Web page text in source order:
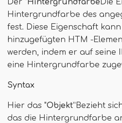
Der "Hintergrundfarbe Die
Hintergrundfarbe des
fest. Diese Eigenschaft
hinzugefügten HTM -
werden, indem er auf seine
eine Hintergrundfarbe
Syntax
Hier das "Objekt”Bezieht
das die Hintergrundfarbe